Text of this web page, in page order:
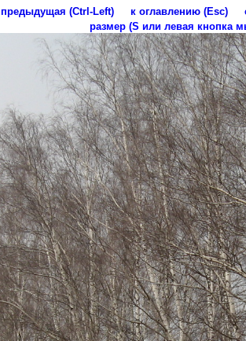
предыдущая (Ctrl-Left) к оглавлению (Esc)
размер (S или левая кнопка